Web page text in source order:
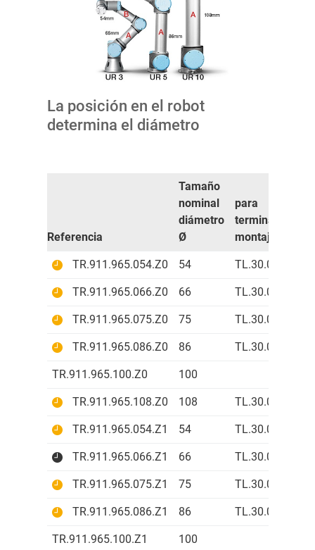
La posición en el robot
determina el diámetro
Referencia
Tamaño
nominal
diámetro
Ø
para
terminal de
montaje
TR.911.965.054.Z0 54 TL.30.01.Z0
TR.911.965.066.Z0 66 TL.30.01.Z0
TR.911.965.075.Z0 75 TL.30.01.Z0
TR.911.965.086.Z0 86 TL.30.01.Z0
TR.911.965.100.Z0 100
TR.911.965.108.Z0 108 TL.30.01.Z0
TR.911.965.054.Z1 54 TL.30.01.Z1
TR.911.965.066.Z1 66 TL.30.01.Z1
TR.911.965.075.Z1 75 TL.30.01.Z1
TR.911.965.086.Z1 86 TL.30.01.Z1
TR.911.965.100.Z1 100